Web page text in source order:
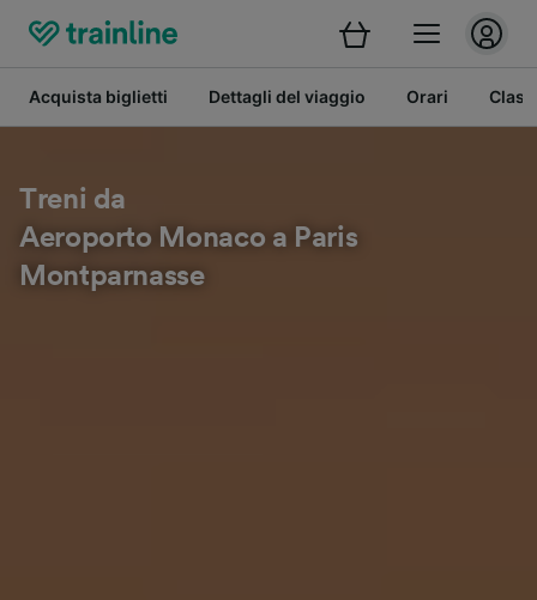
Acquista biglietti Dettagli del viaggio Orari
Treni da
Aeroporto Monaco a Paris
Montparnasse